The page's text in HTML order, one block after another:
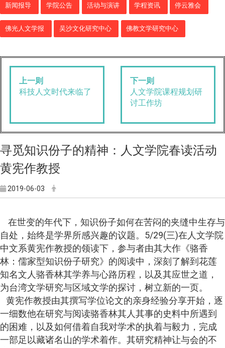
新闻报导 学院公告 活动与演讲 学程资讯 停云雅会
佛光人文学报 吴沙文化研究中心 佛教文学研究中心
上一则
科技人文时代来临了
下一则
人文学院课程规划研
讨工作坊
寻觅知识份子的精神：人文学院春读活动
黄宪作教授
2019-06-03
在世变的年代下，知识份子如何在苦闷的夹缝中生存与
自处，始终是学界所感兴趣的议题。 5/29(三)在人文学院
中文系黄宪作教授的领读下，参与者由其大作《骆香
林：儒家型知识份子研究》的阅读中，深刻了解到花莲
知名文人骆香林其学养与心路历程，以及其应世之道，
为台湾文学研究与区域文学的探讨，树立新的一页。
黄宪作教授由其撰写学位论文的亲身经验分享开始，逐
一细数他在研究与阅读骆香林其人其事的史料中所遇到
的困难，以及如何借着自我对学术的执着与毅力，完成
一部足以藏诸名山的学术着作。其研究精神让与会的不